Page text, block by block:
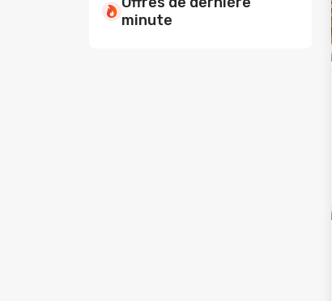
minute